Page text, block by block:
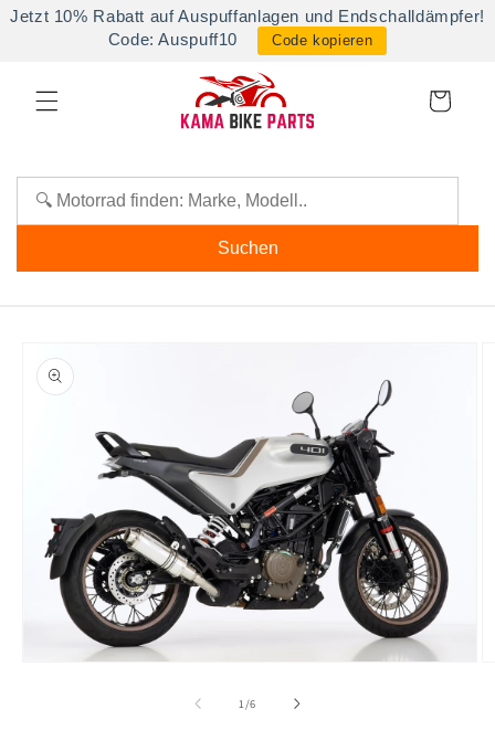
Jetzt 10% Rabatt auf Auspuffanlagen und Endschalldämpfer!
Code: Auspuff10
Code kopieren
Direkt
zum
Warenkorb
Suchen
1/von
6